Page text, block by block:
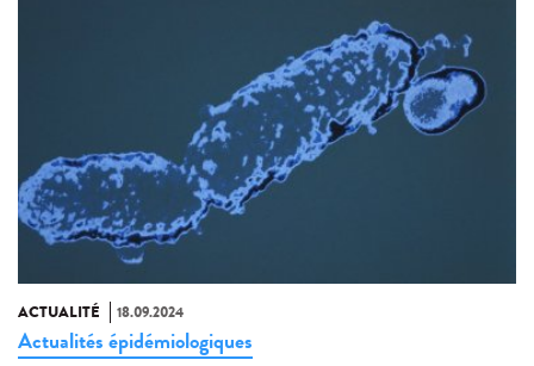
ACTUALITÉ 18.09.2024
Actualités épidémiologiques